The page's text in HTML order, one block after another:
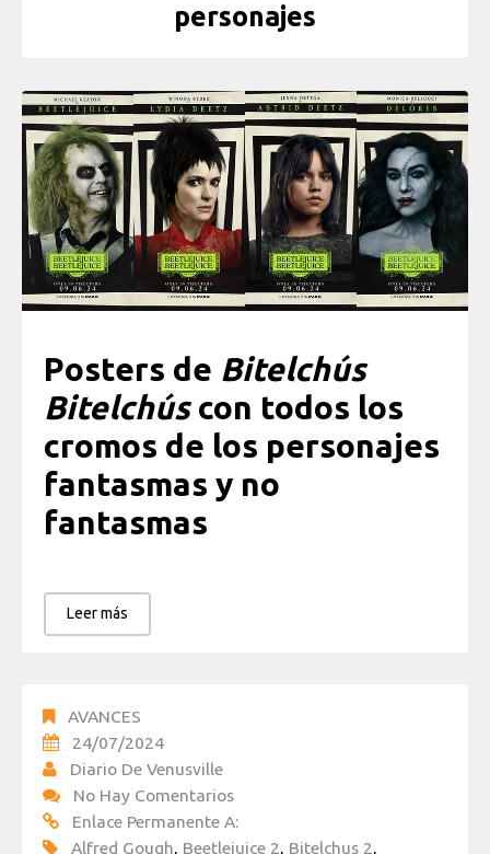
personajes
Posters de Bitelchús
Bitelchúscon todos los
cromos de los personajes
fantasmas y no
fantasmas
Leer más
AVANCES
24/07/2024
Diario De Venusville
No Hay Comentarios
Enlace Permanente A:
Alfred Gough, Beetlejuice 2, Bitelchus 2,